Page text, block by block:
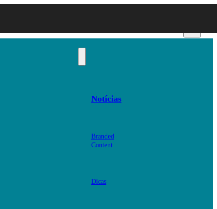
Notícias
Branded
Content
Dicas